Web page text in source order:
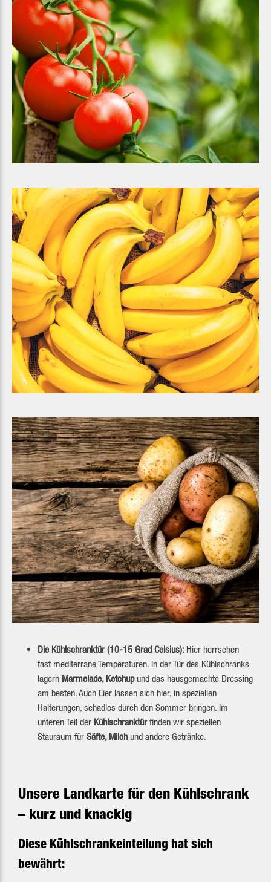
Die Kühlschranktür (10-15 Grad Celsius): Hier herrschen
fast mediterrane Temperaturen. In der Tür des Kühlschranks
lagern Marmelade, Ketchupund das hausgemachte Dressing
am besten. Auch Eier lassen sich hier, in speziellen
Halterungen, schadlos durch den Sommer bringen. Im
unteren Teil der Kühlschranktürfinden wir speziellen
Stauraum für Säfte, Milchund andere Getränke.
Unsere Landkarte für den Kühlschrank
– kurz und knackig
Diese Kühlschrankeinteilung hat sich
bewährt: